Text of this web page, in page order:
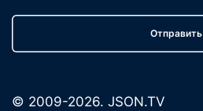
Отправить
© 2009-2026. JSON.TV